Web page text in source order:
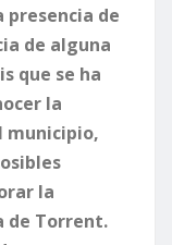
de
de alguna
que se ha
la
municipio,
la
de Torrent.